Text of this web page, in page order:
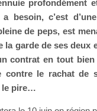
profondément
besoin, c’est
de peps, est
la garde de ses deux
contrat en tout
contre le rachat de
le pire…